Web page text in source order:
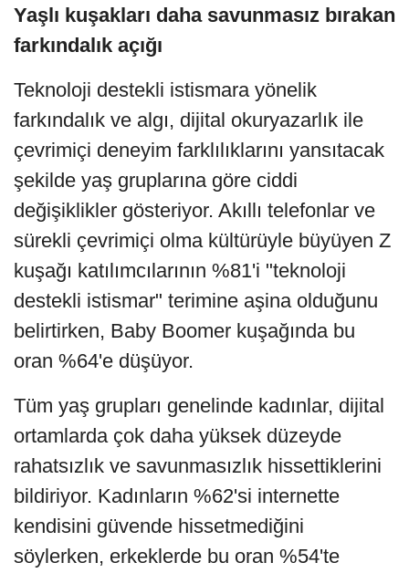
Yaşlı kuşakları daha savunmasız bırakan
farkındalık açığı
Teknoloji destekli istismara yönelik
farkındalık ve algı, dijital okuryazarlık ile
çevrimiçi deneyim farklılıklarını yansıtacak
şekilde yaş gruplarına göre ciddi
değişiklikler gösteriyor. Akıllı telefonlar ve
sürekli çevrimiçi olma kültürüyle büyüyen Z
kuşağı katılımcılarının %81'i "teknoloji
destekli istismar" terimine aşina olduğunu
belirtirken, Baby Boomer kuşağında bu
oran %64'e düşüyor.
Tüm yaş grupları genelinde kadınlar, dijital
ortamlarda çok daha yüksek düzeyde
rahatsızlık ve savunmasızlık hissettiklerini
bildiriyor. Kadınların %62'si internette
kendisini güvende hissetmediğini
söylerken, erkeklerde bu oran %54'te